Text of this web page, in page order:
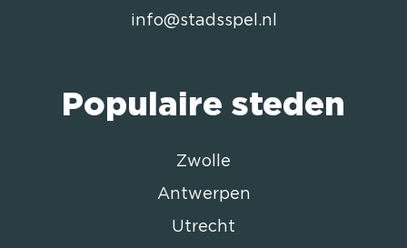
info@stadsspel.nl
Populaire steden
Zwolle
Antwerpen
Utrecht